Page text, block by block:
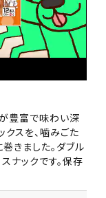
豊富で味わい深
クスを、噛みごた
きました。ダブル
ナックです。保存